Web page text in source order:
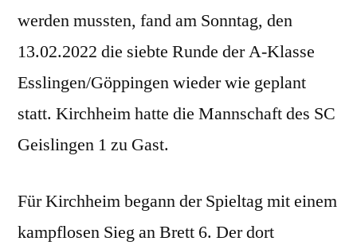
werden mussten, fand am Sonntag, den
13.02.2022 die siebte Runde der A-Klasse
Esslingen/Göppingen wieder wie geplant
statt. Kirchheim hatte die Mannschaft des SC
Geislingen 1 zu Gast.
Für Kirchheim begann der Spieltag mit einem
kampflosen Sieg an Brett 6. Der dort